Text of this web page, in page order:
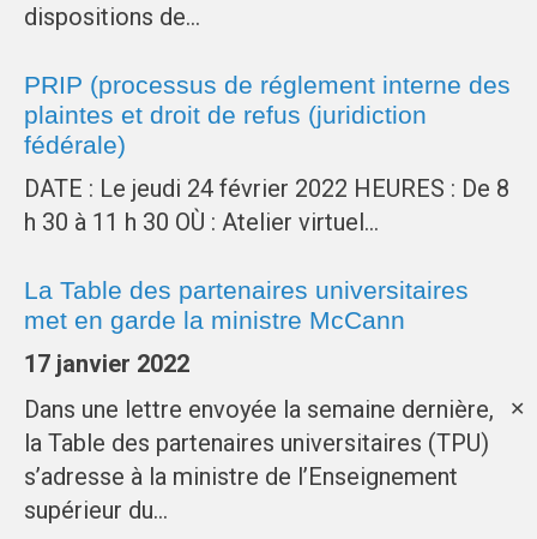
✕
dispositions de…
PRIP (processus de réglement interne des
plaintes et droit de refus (juridiction
fédérale)
DATE : Le jeudi 24 février 2022 HEURES : De 8
h 30 à 11 h 30 OÙ : Atelier virtuel…
La Table des partenaires universitaires
met en garde la ministre McCann
17 janvier 2022
Dans une lettre envoyée la semaine dernière,
la Table des partenaires universitaires (TPU)
s’adresse à la ministre de l’Enseignement
supérieur du…